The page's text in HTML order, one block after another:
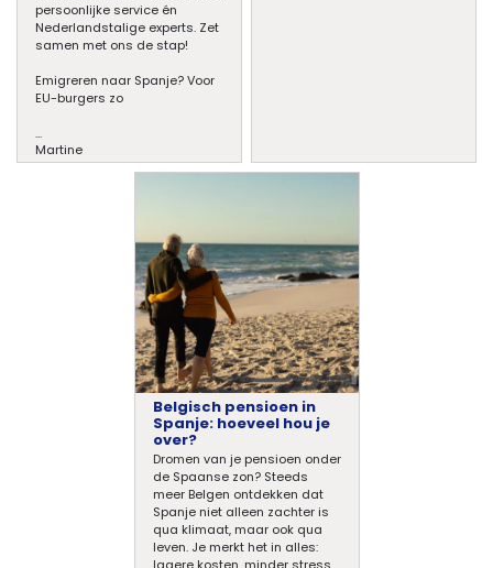
persoonlijke service én
Nederlandstalige experts. Zet
samen met ons de stap!
Emigreren naar Spanje? Voor
EU-burgers zo
...
Martine
Belgisch pensioen in
Spanje: hoeveel hou je
over?
Dromen van je pensioen onder
de Spaanse zon? Steeds
meer Belgen ontdekken dat
Spanje niet alleen zachter is
qua klimaat, maar ook qua
leven. Je merkt het in alles:
lagere kosten, minder stress,